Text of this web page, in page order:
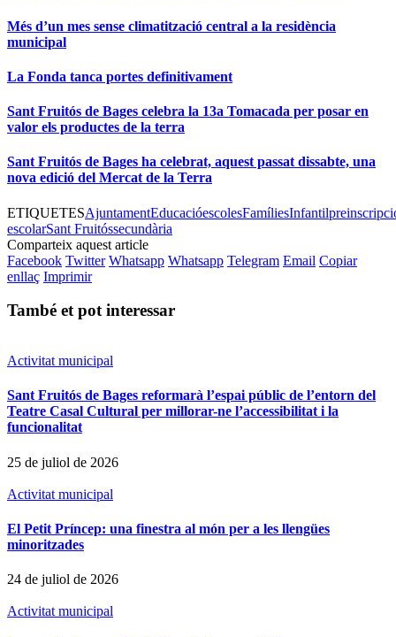
Més d’un mes sense climatització central a la residència
municipal
La Fonda tanca portes definitivament
Sant Fruitós de Bages celebra la 13a Tomacada per posar en
valor els productes de la terra
Sant Fruitós de Bages ha celebrat, aquest passat dissabte, una
nova edició del Mercat de la Terra
ETIQUETESAjuntamentEducacióescolesFamíliesInfantil
escolarSant Fruitóssecundària
Comparteix aquest article
Facebook Twitter Whatsapp Whatsapp Telegram Email Copiar
enllaç Imprimir
També et pot interessar
Activitat municipal
Sant Fruitós de Bages reformarà l’espai públic de l’entorn del
Teatre Casal Cultural per millorar-ne l’accessibilitat i la
funcionalitat
25 de juliol de 2026
Activitat municipal
El Petit Príncep: una finestra al món per a les llengües
minoritzades
24 de juliol de 2026
Activitat municipal